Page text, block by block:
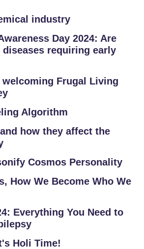
industry
Day 2024: Are
requiring early
welcoming Frugal Living
Algorithm
how they affect the
Cosmos Personality
How We Become Who We
Everything You Need to
Holi Time!